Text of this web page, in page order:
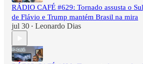
RÁDIO CAFÉ #629: Tornado assusta o
de Flávio e Trump mantém Brasil na mira
jul 30 • Leonardo Dias